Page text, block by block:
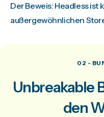
Der Beweis: Headless ist
außergewöhnlichen
02 -
Unbreakable
den